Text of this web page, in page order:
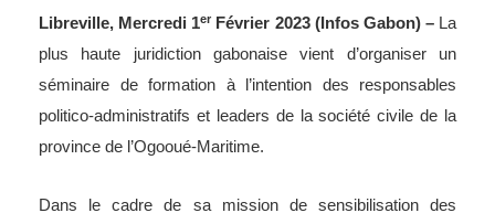
Libreville, Mercredi 1er Février 2023 (Infos Gabon) –La
plus haute juridiction gabonaise vient d’organiser un
séminaire de formation à l’intention des responsables
politico-administratifs et leaders de la société civile de la
province de l’Ogooué-Maritime.
Dans le cadre de sa mission de sensibilisation des